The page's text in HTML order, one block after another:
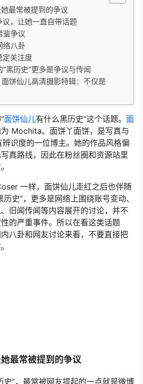
最常被提到的争议
，让她一直自带话题
鉴争议
络八卦
定关注度
黑历史”更多是争议与传闻
饼仙儿高清摄影特辑：不仅是
面饼仙儿有什么黑历史”这个话题。 面
Mochita、面饼丫面饼，是写真与
识度的一位博主。她的作品风格偏
真路线，因此在粉丝圈和资源站里
一样，面饼仙儿走红之后也伴随
史”，更多是网络上围绕账号变动、
旧闻传闻等内容展开的讨论，并不
的严重事件。所以在看这类话题
八卦和网友讨论来看，不要直接把
最常被提到的争议
史”，最常被网友提起的一点就是微博